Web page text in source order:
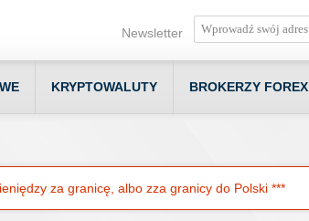
Newsletter
KRYPTOWALUTY BROKERZY FOREX
za granicę, albo zza granicy do Polski ***